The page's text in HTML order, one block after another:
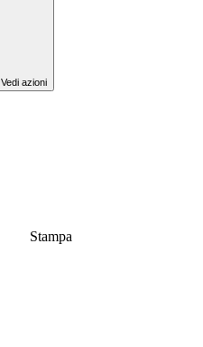
Vedi azioni
Stampa